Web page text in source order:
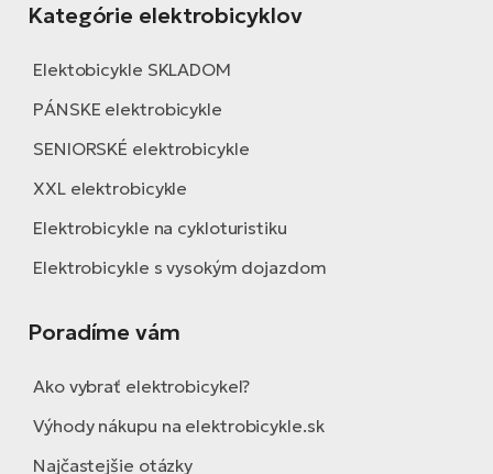
Kategórie elektrobicyklov
Elektobicykle SKLADOM
PÁNSKE elektrobicykle
SENIORSKÉ elektrobicykle
XXL elektrobicykle
Elektrobicykle na cykloturistiku
Elektrobicykle s vysokým dojazdom
Poradíme vám
Ako vybrať elektrobicykel?
Výhody nákupu na elektrobicykle.sk
Najčastejšie otázky